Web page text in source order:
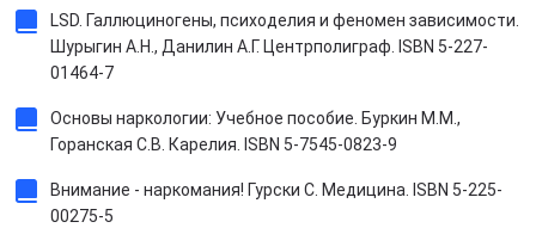
LSD. Галлюциногены, психоделия и феномен зависимости.
Шурыгин А.Н., Данилин А.Г. Центрполиграф. ISBN 5-227-
01464-7
Основы наркологии: Учебное пособие. Буркин М.М.,
Горанская С.В. Карелия. ISBN 5-7545-0823-9
Внимание - наркомания! Гурски С. Медицина. ISBN 5-225-
00275-5